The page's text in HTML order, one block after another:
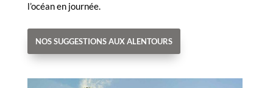
l’océan en journée.
NOS SUGGESTIONS AUX ALENTOURS